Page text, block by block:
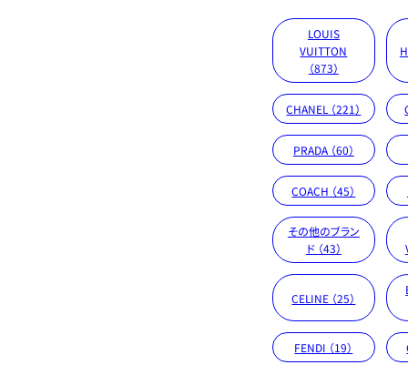
LOUIS
VUITTON
（873）
CHANEL （221）
PRADA （60）
COACH （45）
その他のブラン
ド （43）
CELINE （25）
FENDI （19）